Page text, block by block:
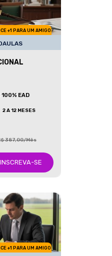
+1 PARA UM AMIGO
100% EAD
2 A 12 MESES
387,00/Mês
INSCREVA-SE
+1 PARA UM AMIGO